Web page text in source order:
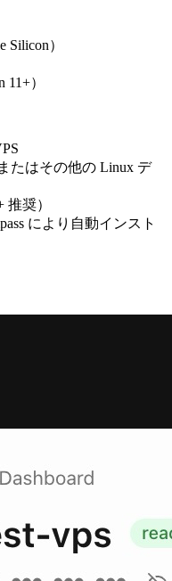
Silicon）
）
たはその他の Linux デ
奨）
により自動インスト